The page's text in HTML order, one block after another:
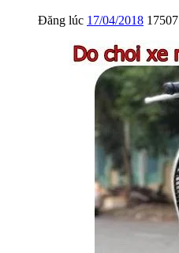
Đăng lúc 17/04/2018 17507